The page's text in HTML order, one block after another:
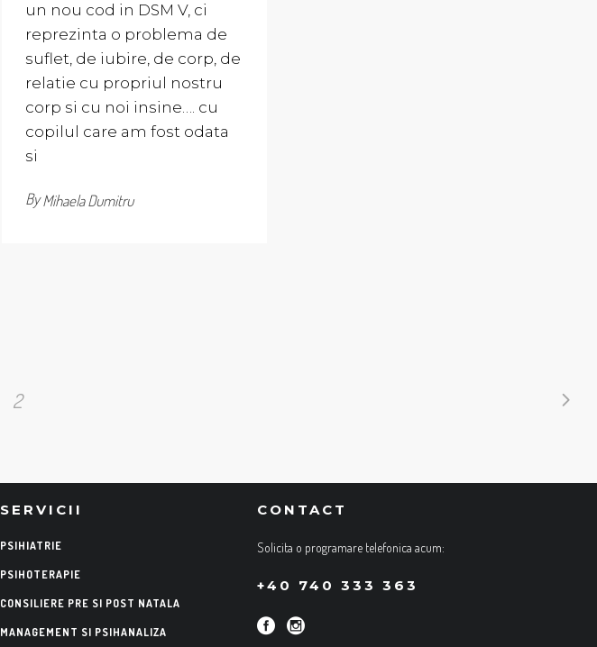
un nou cod in DSM V, ci
reprezinta o problema de
suflet, de iubire, de corp, de
relatie cu propriul nostru
corp si cu noi insine…. cu
copilul care am fost odata
si
ByMihaela Dumitru
2
SERVICII
PSIHIATRIE
PSIHOTERAPIE
CONSILIERE PRE SI POST NATALA
MANAGEMENT SI PSIHANALIZA
CONTACT
Solicita o programare telefonica acum:
+40 740 333 363